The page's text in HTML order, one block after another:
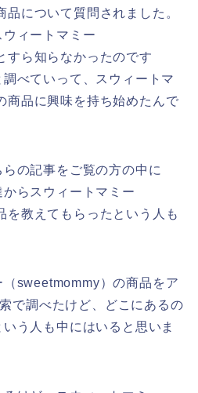
について質問されました。
ィートマミー
すら知らなかったのです
べていって、スウィートマ
商品に興味を持ち始めたんで
の記事をご覧の方の中に
らスウィートマミー
を教えてもらったという人も
sweetmommy）の商品をア
で調べたけど、どこにあるの
う人も中にはいると思いま